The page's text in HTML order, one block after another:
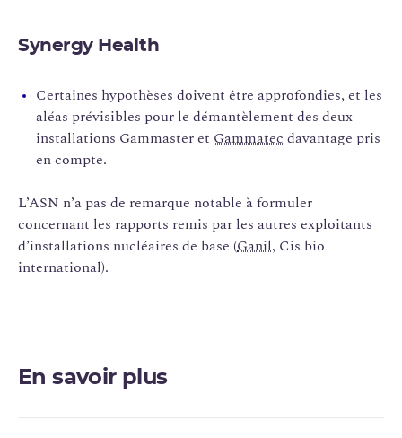
Synergy Health
Certaines hypothèses doivent être approfondies, et les
aléas prévisibles pour le démantèlement des deux
installations Gammaster et Gammatec davantage pris
en compte.
L’ASN n’a pas de remarque notable à formuler
concernant les rapports remis par les autres exploitants
d’installations nucléaires de base (Ganil, Cis bio
international).
En savoir plus